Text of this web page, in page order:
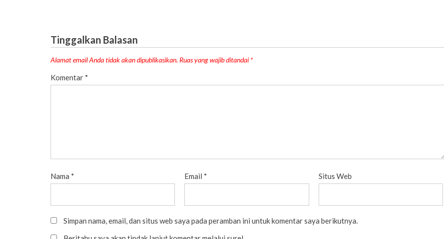
Tinggalkan Balasan
Alamat email Anda tidak akan dipublikasikan. Ruas yang wajib ditandai *
Komentar *
Nama * Email * Situs Web
Simpan nama, email, dan situs web saya pada peramban ini untuk komentar saya berikutnya.